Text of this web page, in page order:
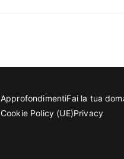
ApprofondimentiFai la tua
Cookie Policy (UE)Privacy